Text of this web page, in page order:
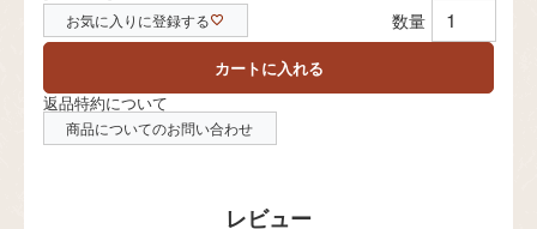
お気に入りに登録する
カートに入れる
返品特約について
商品についてのお問い合わせ